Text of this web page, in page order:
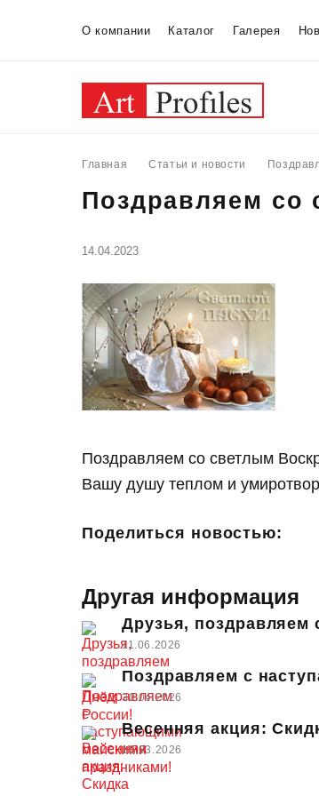
О компании Каталог Галерея
Главная Статьи и новости
Поздравляем со
14.04.2023
Поздравляем со светлым
Вашу душу теплом и
Поделиться новостью:
Другая информация
Друзья, поздравляем
11.06.2026
Поздравляем с
30.04.2026
Весенняя акция:
10.03.2026